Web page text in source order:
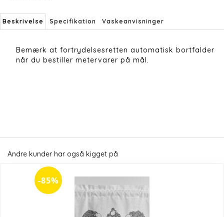
Beskrivelse Specifikation Vaskeanvisninger
Bemærk at fortrydelsesretten automatisk bortfalder
når du bestiller metervarer på mål.
Andre kunder har også kigget på
-85%